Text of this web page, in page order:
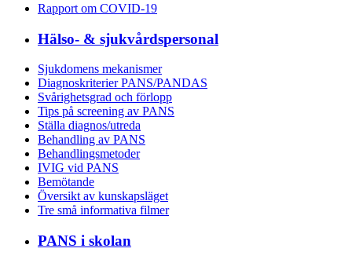
Rapport om COVID-19
Hälso- & sjukvårdspersonal
Sjukdomens mekanismer
Diagnoskriterier PANS/PANDAS
Svårighetsgrad och förlopp
Tips på screening av PANS
Ställa diagnos/utreda
Behandling av PANS
Behandlings­metoder
IVIG vid PANS
Bemötande
Översikt av kunskapsläget
Tre små informativa filmer
PANS i skolan